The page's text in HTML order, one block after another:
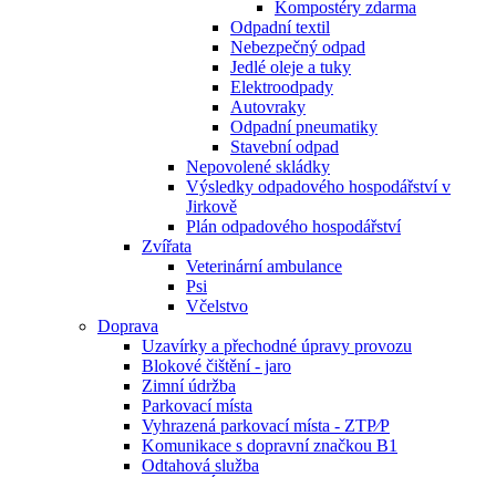
Kompostéry zdarma
Odpadní textil
Nebezpečný odpad
Jedlé oleje a tuky
Elektroodpady
Autovraky
Odpadní pneumatiky
Stavební odpad
Nepovolené skládky
Výsledky odpadového hospodářství v
Jirkově
Plán odpadového hospodářství
Zvířata
Veterinární ambulance
Psi
Včelstvo
Doprava
Uzavírky a přechodné úpravy provozu
Blokové čištění - jaro
Zimní údržba
Parkovací místa
Vyhrazená parkovací místa - ZTP⁄P
Komunikace s dopravní značkou B1
Odtahová služba